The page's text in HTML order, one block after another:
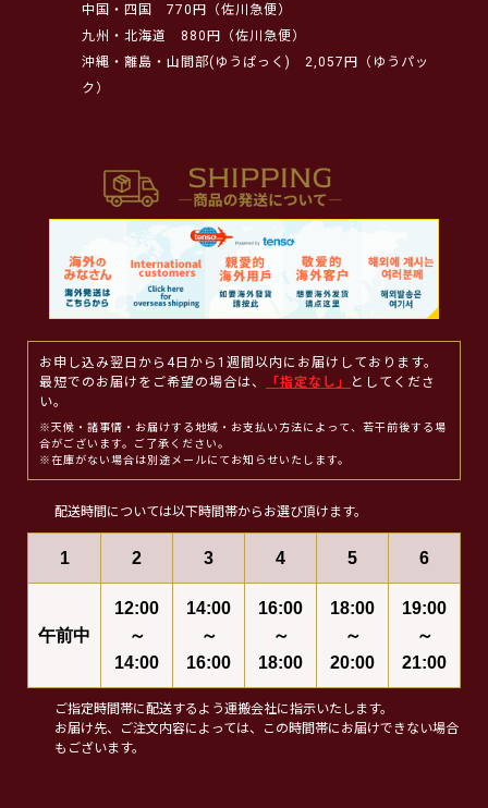
中国・四国
770円（佐川急便）
九州・北海道
880円（佐川急便）
沖縄・離島・山間部(ゆうぱっく)
2,057円（ゆうパッ
ク）
お申し込み翌日から4日から1週間以内にお届けしております。
最短でのお届けをご希望の場合は、
「指定なし」
としてくださ
い。
※天候・諸事情・お届けする地域・お支払い方法によって、若干前後する場
合がございます。ご了承ください。
※在庫がない場合は別途メールにてお知らせいたします。
配送時間については以下時間帯からお選び頂けます。
1 2 3 4 5 6
午前中
12:00
～
14:00
14:00
～
16:00
16:00
～
18:00
18:00
～
20:00
19:00
～
21:00
ご指定時間帯に配送するよう運搬会社に指示いたします。
お届け先、ご注文内容によっては、この時間帯にお届けできない場合
もございます。